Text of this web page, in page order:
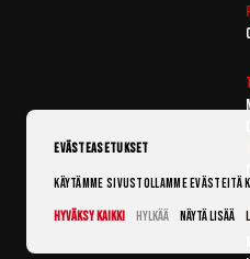
Evästeasetukset
Käytämme sivustollamme
Hyväksy kaikki
Hylkää Näytä lisää